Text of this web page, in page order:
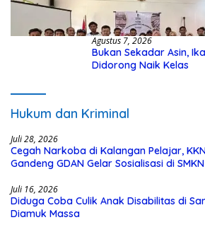
Agustus 7, 2026
Bukan Sekadar Asin,
Didorong Naik Kelas
Hukum dan Kriminal
Juli 28, 2026
Cegah Narkoba di Kalangan Pelajar,
Gandeng GDAN Gelar Sosialisasi di
Juli 16, 2026
Diduga Coba Culik Anak Disabilitas di
Diamuk Massa